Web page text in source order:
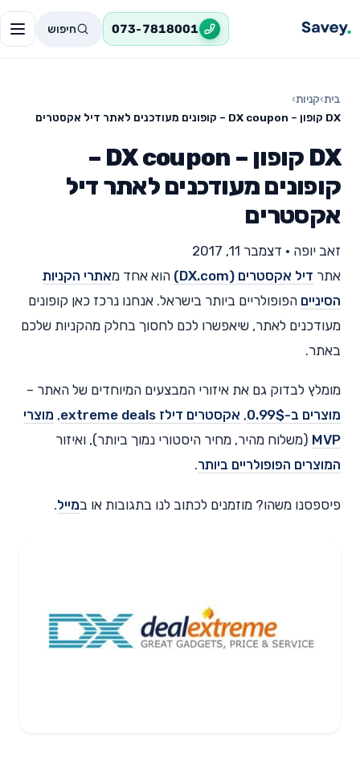
073-7818001 חיפוש
בית›קניות›
DX קופון – DX coupon – קופונים מעודכנים לאתר דיל אקסטרים
DX קופון – DX coupon –
קופונים מעודכנים לאתר דיל
אקסטרים
זאב יופה • דצמבר 11, 2017
אתר דיל אקסטרים (DX.com) הוא אחד מאתרי הקניות
הסיניים הפופולריים ביותר בישראל. אנחנו נרכז כאן קופונים
מעודכנים לאתר, שיאפשרו לכם לחסוך בחלק מהקניות שלכם
באתר.
מומלץ לבדוק גם את איזורי המבצעים המיוחדים של האתר –
מוצרים ב-0.99$
, אקסטרים דילז extreme deals , מוצרי
MVP (משלוח מהיר, מחיר היסטורי נמוך ביותר), ואיזור
המוצרים הפופולריים ביותר.
פיספסנו משהו? מוזמנים לכתוב לנו בתגובות או במייל.